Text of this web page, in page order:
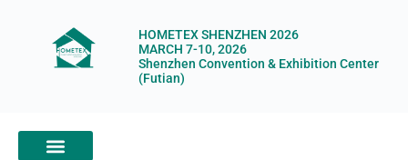
HOMETEX SHENZHEN 2026
MARCH 7-10, 2026
Shenzhen Convention & Exhibition Center
(Futian)